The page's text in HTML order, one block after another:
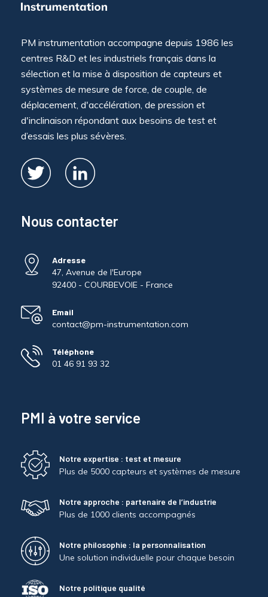
PM instrumentation accompagne depuis 1986 les
centres R&D et les industriels français dans la
sélection et la mise à disposition de capteurs et
systèmes de mesure de force, de couple, de
déplacement, d'accélération, de pression et
d'inclinaison répondant aux besoins de test et
d’essais les plus sévères.
Nous contacter
Adresse
47, Avenue de l'Europe
92400 - COURBEVOIE - France
Email
contact@pm-instrumentation.com
Téléphone
01 46 91 93 32
PMI à votre service
Notre expertise : test et mesure
Plus de 5000 capteurs et systèmes de mesure
Notre approche : partenaire de l’industrie
Plus de 1000 clients accompagnés
Notre philosophie : la personnalisation
Une solution individuelle pour chaque besoin
Notre politique qualité